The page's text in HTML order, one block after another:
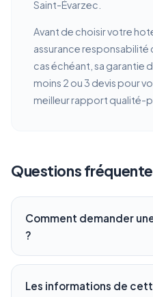
Saint-Évarzec.
Avant de choisir votre
assurance
cas échéant, sa garantie
moins 2 ou 3 devis pour
meilleur rapport qualité-
Questions
Comment demander
?
Les informations de